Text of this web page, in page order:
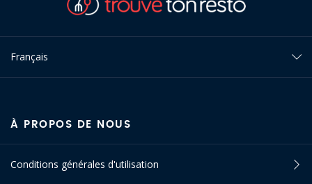
Français
À PROPOS DE NOUS
Conditions générales d'utilisation